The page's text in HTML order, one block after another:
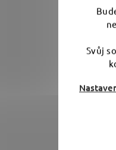
Svůj